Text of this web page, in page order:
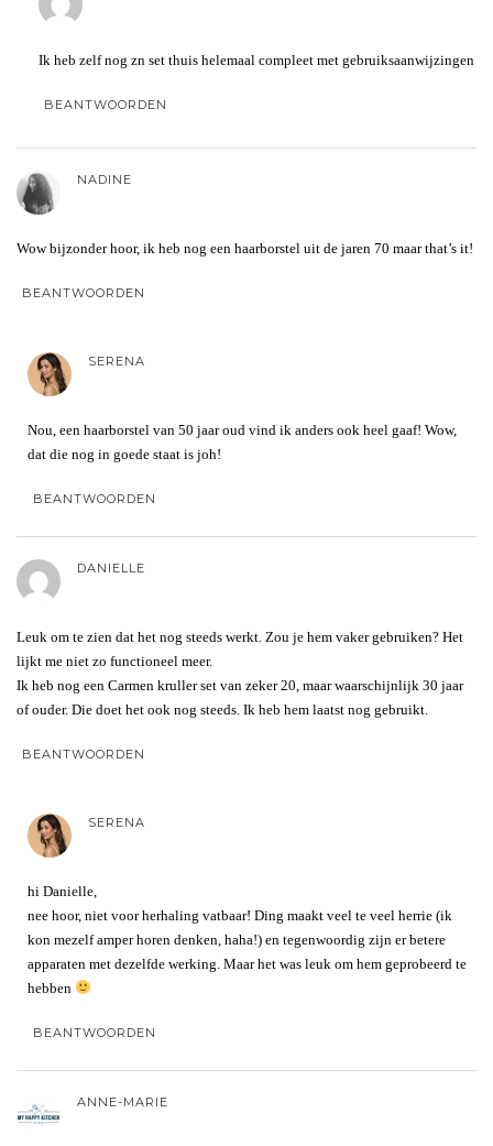
Ik heb zelf nog zn set thuis helemaal compleet met gebruiksaanwijzingen
BEANTWOORDEN
NADINE
Wow bijzonder hoor, ik heb nog een haarborstel uit de jaren 70 maar that’s it!
BEANTWOORDEN
SERENA
Nou, een haarborstel van 50 jaar oud vind ik anders ook heel gaaf! Wow,
dat die nog in goede staat is joh!
BEANTWOORDEN
DANIELLE
Leuk om te zien dat het nog steeds werkt. Zou je hem vaker gebruiken? Het
lijkt me niet zo functioneel meer.
Ik heb nog een Carmen kruller set van zeker 20, maar waarschijnlijk 30 jaar
of ouder. Die doet het ook nog steeds. Ik heb hem laatst nog gebruikt.
BEANTWOORDEN
SERENA
hi Danielle,
nee hoor, niet voor herhaling vatbaar! Ding maakt veel te veel herrie (ik
kon mezelf amper horen denken, haha!) en tegenwoordig zijn er betere
apparaten met dezelfde werking. Maar het was leuk om hem geprobeerd te
hebben
BEANTWOORDEN
ANNE-MARIE